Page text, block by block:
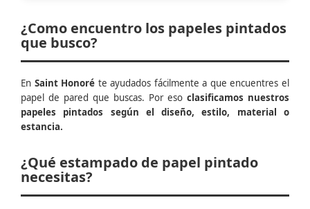
¿Como encuentro los papeles pintados
que busco?
En Saint Honoré te ayudados fácilmente a que encuentres el
papel de pared que buscas. Por eso clasificamos nuestros
papeles pintados según el diseño, estilo, material o
estancia.
¿Qué estampado de papel pintado
necesitas?